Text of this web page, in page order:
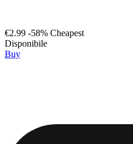
€2.99 -58% Cheapest
Disponibile
Buy